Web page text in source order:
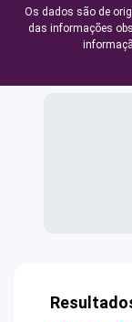
Os dados são de
das informações